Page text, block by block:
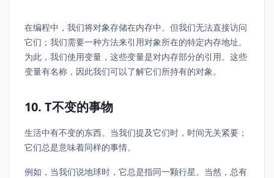
在编程中，我们将对象存储在内存中。但我们无法直接访问
它们；我们需要一种方法来引用对象所在的特定内存地址。
为此，我们使用变量，这些变量是对内存部分的引用。这些
变量有名称，因此我们可以了解它们所持有的对象。
10. T不变的事物
生活中有不变的东西。当我们提及它们时，时间无关紧要；
它们总是意味着同样的事情。
例如，当我们说地球时，它总是指同一颗行星。当然，总有